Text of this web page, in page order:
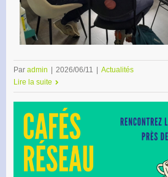
Par admin | 2026/06/11 | Actualités
Lire la suite